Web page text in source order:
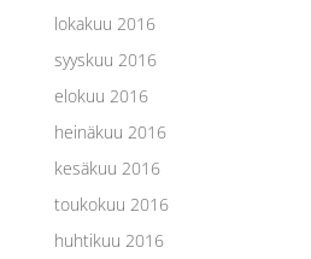
lokakuu 2016
syyskuu 2016
elokuu 2016
heinäkuu 2016
kesäkuu 2016
toukokuu 2016
huhtikuu 2016